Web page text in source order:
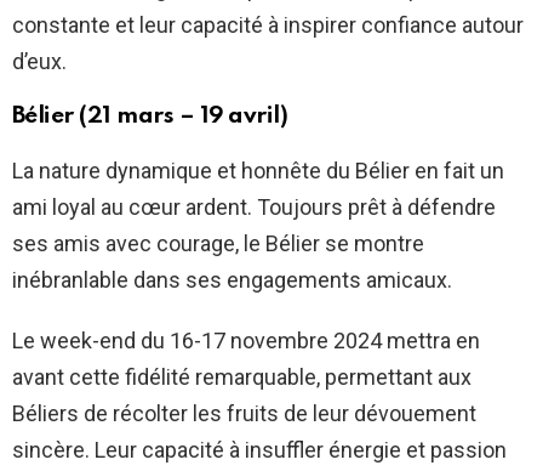
constante et leur capacité à inspirer confiance autour
d’eux.
Bélier (21 mars – 19 avril)
La nature dynamique et honnête du Bélier en fait un
ami loyal au cœur ardent. Toujours prêt à défendre
ses amis avec courage, le Bélier se montre
inébranlable dans ses engagements amicaux.
Le week-end du 16-17 novembre 2024 mettra en
avant cette fidélité remarquable, permettant aux
Béliers de récolter les fruits de leur dévouement
sincère. Leur capacité à insuffler énergie et passion